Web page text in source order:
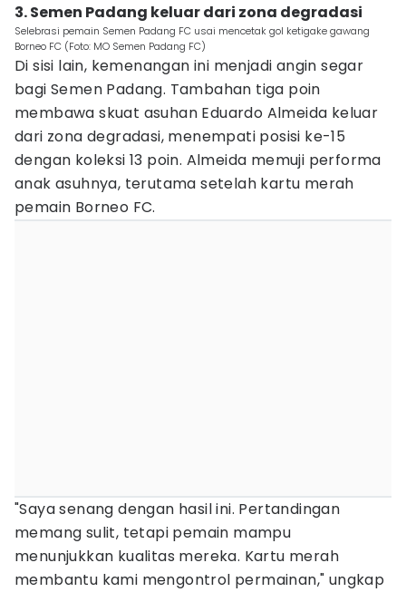
3. Semen Padang keluar dari zona degradasi
Selebrasi pemain Semen Padang FC usai mencetak gol ketigake gawang
Borneo FC (Foto: MO Semen Padang FC)
Di sisi lain, kemenangan ini menjadi angin segar
bagi Semen Padang. Tambahan tiga poin
membawa skuat asuhan Eduardo Almeida keluar
dari zona degradasi, menempati posisi ke-15
dengan koleksi 13 poin. Almeida memuji performa
anak asuhnya, terutama setelah kartu merah
pemain Borneo FC.
"Saya senang dengan hasil ini. Pertandingan
memang sulit, tetapi pemain mampu
menunjukkan kualitas mereka. Kartu merah
membantu kami mengontrol permainan," ungkap